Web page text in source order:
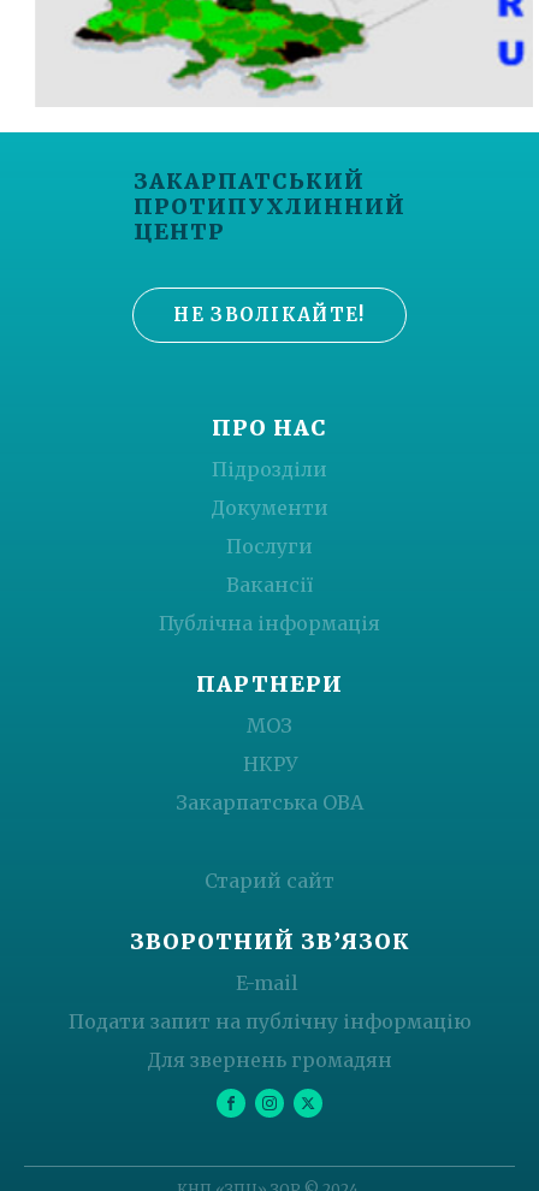
ЗАКАРПАТСЬКИЙ
ПРОТИПУХЛИННИЙ
ЦЕНТР
НЕ ЗВОЛІКАЙТЕ!
ПРО НАС
Підрозділи
Документи
Послуги
Вакансії
Публічна інформація
ПАРТНЕРИ
МОЗ
НКРУ
Закарпатська ОВА
Старий сайт
ЗВОРОТНИЙ ЗВ’ЯЗОК
E-mail
Подати запит на публічну інформацію
Для звернень громадян